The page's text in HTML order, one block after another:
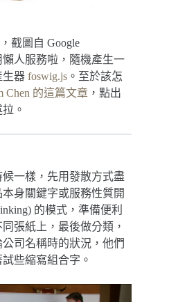
截圖自 Google
人服務啦，隨機產生一
生器 foswig.js 。至於該怎
Chen 的這篇文章 ，點出
。
一樣，先用發散方式盡
身關鍵字或服務性質開
的模式，準備便利
張紙上，最後做分類，
司名稱時的狀況，他們
些縮寫組合字。